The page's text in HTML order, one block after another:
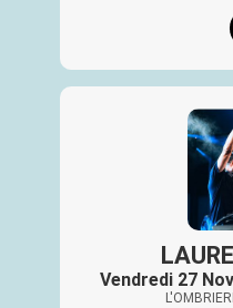
Vendredi 27